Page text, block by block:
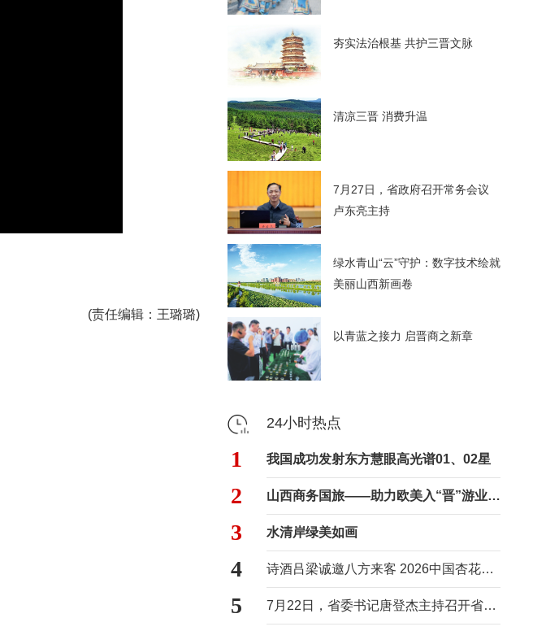
(责任编辑 ：王璐璐)
夯实法治根基 共护三晋文脉
清凉三晋 消费升温
7月27日，省政府召开常务会议
卢东亮主持
绿水青山“云”守护：数字技术绘就
美丽山西新画卷
以青蓝之接力 启晋商之新章
24小时热点
1 我国成功发射东方慧眼高光谱01、02星
2 山西商务国旅——助力欧美入“晋”游业务进入快车道
3 水清岸绿美如画
4 诗酒吕梁诚邀八方来客 2026中国杏花村国际酒业博览会将于8月29日至31日举办
5 7月22日，省委书记唐登杰主持召开省委常委会会议